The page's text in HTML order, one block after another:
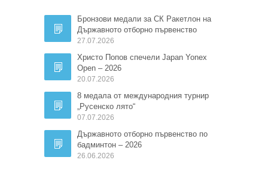
Бронзови медали за СК Ракетлон на
Държавното отборно първенство
27.07.2026
Христо Попов спечели Japan Yonex
Open – 2026
20.07.2026
8 медала от международния турнир
„Русенско лято“
07.07.2026
Държавното отборно първенство по
бадминтон – 2026
26.06.2026